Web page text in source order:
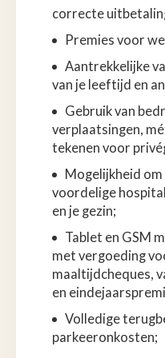
correcte
Premies voor
Aantrekkelijke
van je leeftijd en
Gebruik van
verplaatsingen,
tekenen voor
Mogelijkheid om
voordelige
en je gezin;
Tablet en GSM
met vergoeding
maaltijdcheques,
en
Volledige
parkeeronkosten;